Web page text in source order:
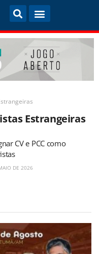
Estrangeiras
CV e PCC como
DE 2026